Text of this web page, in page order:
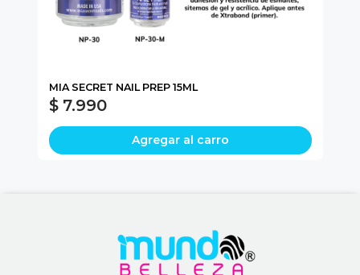
MIA SECRET NAIL PREP 15ML
$ 7.990
Agregar al carro